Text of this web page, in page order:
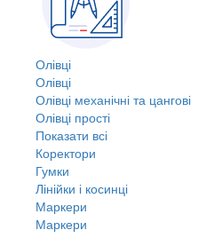
Олівці
Олівці
Олівці механічні та цангові
Олівці прості
Показати всі
Коректори
Гумки
Лінійки і косинці
Маркери
Маркери